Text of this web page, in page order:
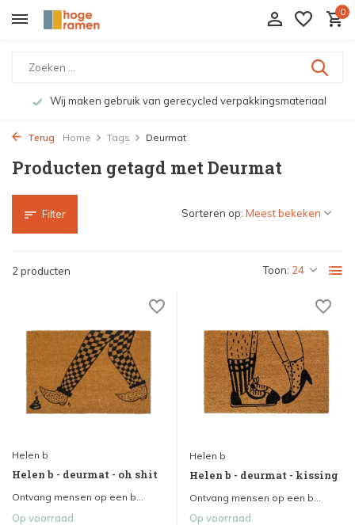
0
Wij maken gebruik van gerecycled verpakkingsmateriaal
Terug Home Tags Deurmat
Producten getagd met Deurmat
Filter
2 producten Toon:
Sorteren op:
Helen b
Helen b - deurmat - oh shit
Ontvang mensen op een b...
Op voorraad
Helen b
Helen b - deurmat - kissing
Ontvang mensen op een b...
Op voorraad